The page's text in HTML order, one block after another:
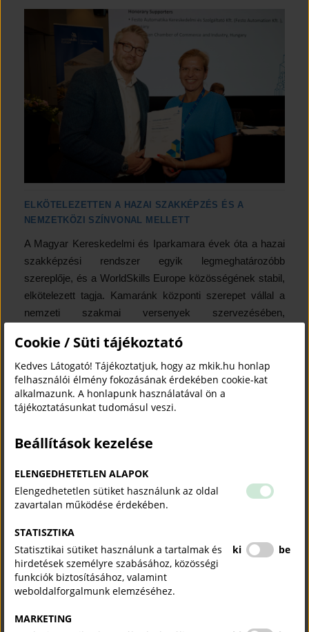
ELKÖTELEZETTEN A HAZAI SZAKKÉPZÉS ÉS A
NEMZETKÖZI SZÍNVONAL MELLETT
A Magyar Kereskedelmi és Iparkamara évek óta a hazai
szakképzési rendszer egyik legmeghatározóbb
szereplője, és a WorldSkills Europe közösségének stabil,
elkötelezett tagja. Kamaránk központi szerepet vállal a
nemzeti szakmai versenyek szervezésében,
munkaerőpiaci relevanciájának erősítését. Ezen felül
aktívan közreműködünk a nemzetközi jó gyakorlatok
hazai adaptációjában, közelebb hozva egymáshoz az
oktatást és az ipari szereplőket.
legnagyobb és legsikeresebb mérföldköve a
megrendezése volt, amely jelentős mértékben növelte a
szakmák társadalmi elismertségét és presztízsét
Magyarországon és Európában egyaránt.
Az elismerésben szintén részesült Festo Automatika Kft.
– a WorldSkills Europe globális ipari partnerének, a Festo
Csoportnak a magyarországi leányvállalata – hosszú
évek óta az MKIK kiemelt és megbízható támogatója a
Cookie / Süti tájékoztató
Kedves Látogató! Tájékoztatjuk, hogy az mkik.hu honlap
felhasználói élmény fokozásának érdekében cookie-kat
alkalmazunk. A honlapunk használatával ön a
tájékoztatásunkat tudomásul veszi.
Beállítások kezelése
ELENGEDHETETLEN ALAPOK
Elengedhetetlen sütiket használunk az oldal
zavartalan működése érdekében.
STATISZTIKA
Statisztikai sütiket használunk a tartalmak és
hirdetések személyre szabásához, közösségi
funkciók biztosításához, valamint
weboldalforgalmunk elemzéséhez.
ki be
MARKETING